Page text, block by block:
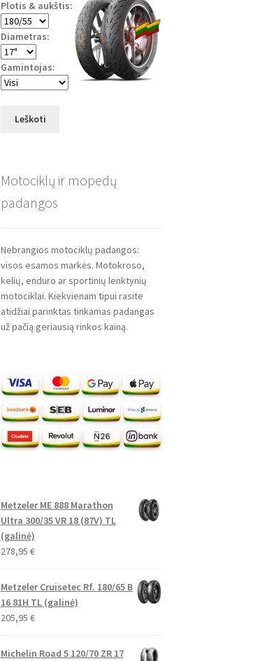
Plotis & aukštis:
Diametras:
Gamintojas:
Leškoti
Motociklų ir mopedų
padangos
Nebrangios motociklų padangos:
visos esamos markės. Motokroso,
kelių, enduro ar sportinių lenktynių
motociklai. Kiekvienam tipui rasite
atidžiai parinktas tinkamas padangas
už pačią geriausią rinkos kainą.
Metzeler ME 888 Marathon
Ultra 300/35 VR 18 (87V) TL
(galinė)
278,95 €
Metzeler Cruisetec Rf. 180/65 B
16 81H TL (galinė)
205,95 €
Michelin Road 5 120/70 ZR 17